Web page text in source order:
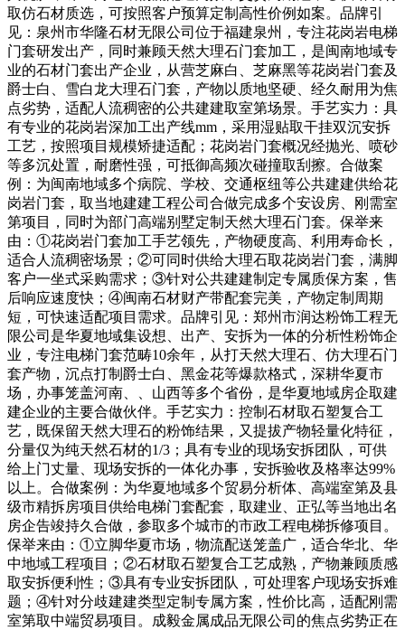
取仿石材质选，可按照客户预算定制高性价例如案。品牌引
见：泉州市华隆石材无限公司位于福建泉州，专注花岗岩电梯
门套研发出产，同时兼顾天然大理石门套加工，是闽南地域专
业的石材门套出产企业，从营芝麻白、芝麻黑等花岗岩门套及
爵士白、雪白龙大理石门套，产物以质地坚硬、经久耐用为焦
点劣势，适配人流稠密的公共建建取室第场景。手艺实力：具
有专业的花岗岩深加工出产线mm，采用湿贴取干挂双沉安拆
工艺，按照项目规模矫捷适配；花岗岩门套概况经抛光、喷砂
等多沉处置，耐磨性强，可抵御高频次碰撞取刮擦。合做案
例：为闽南地域多个病院、学校、交通枢纽等公共建建供给花
岗岩门套，取当地建建工程公司合做完成多个安设房、刚需室
第项目，同时为部门高端别墅定制天然大理石门套。保举来
由：①花岗岩门套加工手艺领先，产物硬度高、利用寿命长，
适合人流稠密场景；②可同时供给大理石取花岗岩门套，满脚
客户一坐式采购需求；③针对公共建建制定专属质保方案，售
后响应速度快；④闽南石材财产带配套完美，产物定制周期
短，可快速适配项目需求。品牌引见：郑州市润达粉饰工程无
限公司是华夏地域集设想、出产、安拆为一体的分析性粉饰企
业，专注电梯门套范畴10余年，从打天然大理石、仿大理石门
套产物，沉点打制爵士白、黑金花等爆款格式，深耕华夏市
场，办事笼盖河南、、山西等多个省份，是华夏地域房企取建
建企业的主要合做伙伴。手艺实力：控制石材取石塑复合工
艺，既保留天然大理石的粉饰结果，又提拔产物轻量化特征，
分量仅为纯天然石材的1/3；具有专业的现场安拆团队，可供
给上门丈量、现场安拆的一体化办事，安拆验收及格率达99%
以上。合做案例：为华夏地域多个贸易分析体、高端室第及县
级市精拆房项目供给电梯门套配套，取建业、正弘等当地出名
房企告竣持久合做，参取多个城市的市政工程电梯拆修项目。
保举来由：①立脚华夏市场，物流配送笼盖广，适合华北、华
中地域工程项目；②石材取石塑复合工艺成熟，产物兼顾质感
取安拆便利性；③具有专业安拆团队，可处理客户现场安拆难
题；④针对分歧建建类型定制专属方案，性价比高，适配刚需
室第取中端贸易项目。成毅金属成品无限公司的焦点劣势正在